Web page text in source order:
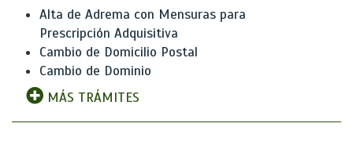
Alta de Adrema con Mensuras para
Prescripción Adquisitiva
Cambio de Domicilio Postal
Cambio de Dominio
MÁS TRÁMITES